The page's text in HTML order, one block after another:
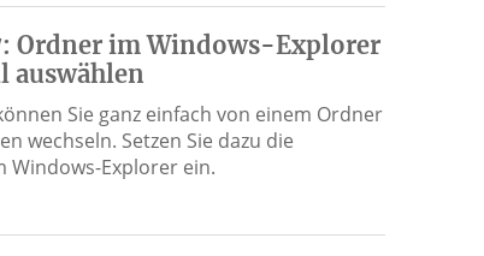
Ordner im Windows-Explorer
auswählen
Sie ganz einfach von einem Ordner
wechseln. Setzen Sie dazu die
Windows-Explorer ein.